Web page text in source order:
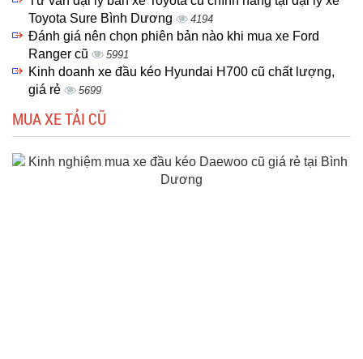
Toyota Sure Bình Dương
4194
Đánh giá nên chọn phiên bản nào khi mua xe Ford
Ranger cũ
5991
Kinh doanh xe đầu kéo Hyundai H700 cũ chất lượng,
giá rẻ
5699
MUA XE TẢI CŨ